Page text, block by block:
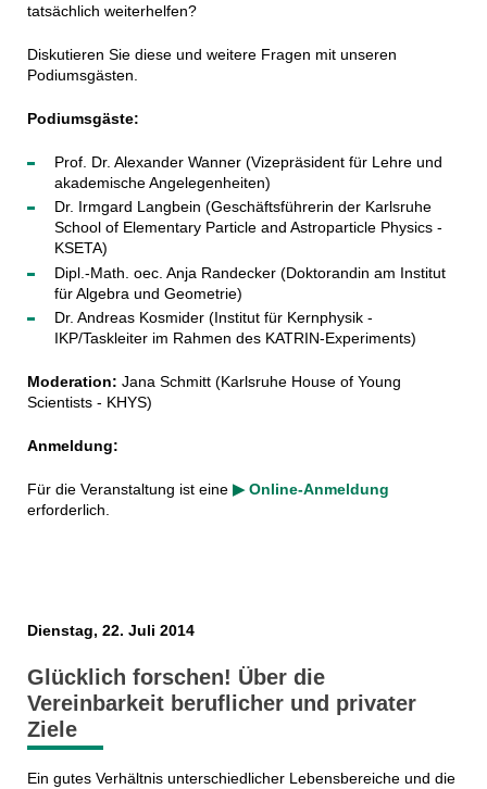
tatsächlich weiterhelfen?
Diskutieren Sie diese und weitere Fragen mit unseren
Podiumsgästen.
Podiumsgäste:
Prof. Dr. Alexander Wanner (Vizepräsident für Lehre und
akademische Angelegenheiten)
Dr. Irmgard Langbein (Geschäftsführerin der Karlsruhe
School of Elementary Particle and Astroparticle Physics -
KSETA)
Dipl.-Math. oec. Anja Randecker(Doktorandin am Institut
für Algebra und Geometrie)
Dr. Andreas Kosmider (Institut für Kernphysik -
IKP/Taskleiter im Rahmen des KATRIN-Experiments)
Moderation: Jana Schmitt (Karlsruhe House of Young
Scientists - KHYS)
Anmeldung:
Für die Veranstaltung ist eine ▶ Online-Anmeldung
erforderlich.
Dienstag, 22. Juli 2014
Glücklich forschen! Über die
Vereinbarkeit beruflicher und privater
Ziele
Ein gutes Verhältnis unterschiedlicher Lebensbereiche und die